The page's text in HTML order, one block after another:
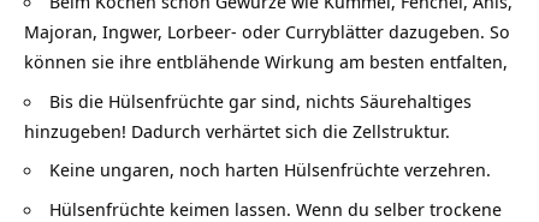
Majoran, Ingwer, Lorbeer- oder Curryblätter dazugeben. So
können sie ihre entblähende Wirkung am besten entfalten,
Bis die Hülsenfrüchte gar sind, nichts Säurehaltiges
hinzugeben! Dadurch verhärtet sich die Zellstruktur.
Keine ungaren, noch harten Hülsenfrüchte verzehren.
Hülsenfrüchte keimen lassen. Wenn du selber trockene